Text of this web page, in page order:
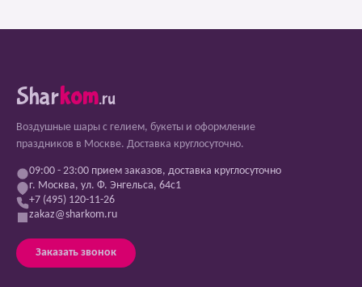
Sharkom.ru
Воздушные шары с гелием, букеты и оформление
праздников в Москве. Доставка круглосуточно.
09:00 - 23:00 прием заказов, доставка круглосуточно
г. Москва, ул. Ф. Энгельса, 64с1
+7 (495) 120-11-26
zakaz@sharkom.ru
Заказать звонок